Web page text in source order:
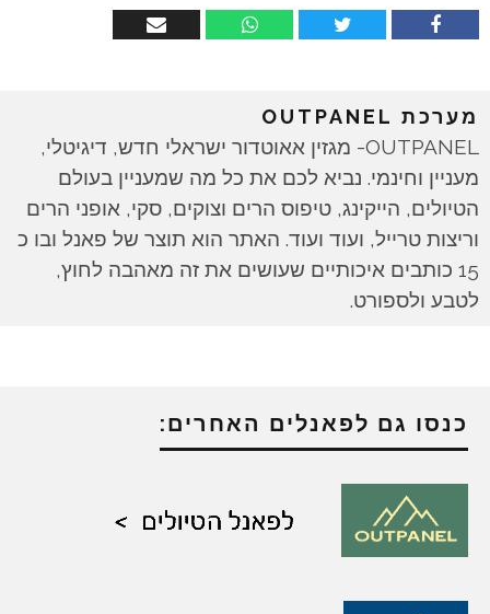
מערכת OUTPANEL
OUTPANEL- מגזין אאוטדור ישראלי חדש, דיגיטלי,
מעניין וחינמי. נביא לכם את כל מה שמעניין בעולם
הטיולים, הייקינג, טיפוס הרים וצוקים, סקי, אופני הרים
וריצות טרייל, ועוד ועוד. האתר הוא תוצר של פאנל ובו כ
15 כותבים איכותיים שעושים את זה מאהבה לחוץ,
לטבע ולספורט.
כנסו גם לפאנלים האחרים: